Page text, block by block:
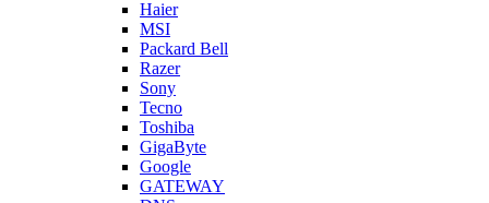
Haier
MSI
Packard Bell
Razer
Sony
Tecno
Toshiba
GigaByte
Google
GATEWAY